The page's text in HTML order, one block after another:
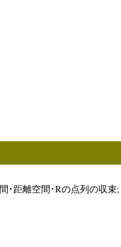
･距離空間･Rの点列の収束;